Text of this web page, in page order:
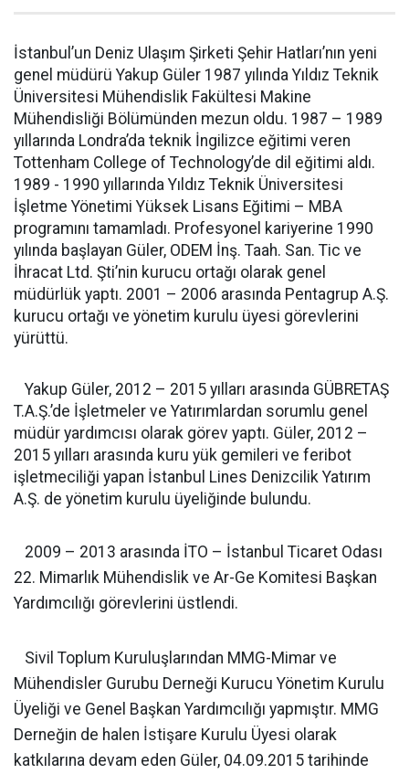
İstanbul’un Deniz Ulaşım Şirketi Şehir Hatları’nın yeni
genel müdürü Yakup Güler 1987 yılında Yıldız Teknik
Üniversitesi Mühendislik Fakültesi Makine
Mühendisliği Bölümünden mezun oldu. 1987 – 1989
yıllarında Londra’da teknik İngilizce eğitimi veren
Tottenham College of Technology’de dil eğitimi aldı.
1989 - 1990 yıllarında Yıldız Teknik Üniversitesi
İşletme Yönetimi Yüksek Lisans Eğitimi – MBA
programını tamamladı. Profesyonel kariyerine 1990
yılında başlayan Güler, ODEM İnş. Taah. San. Tic ve
İhracat Ltd. Şti’nin kurucu ortağı olarak genel
müdürlük yaptı. 2001 – 2006 arasında Pentagrup A.Ş.
kurucu ortağı ve yönetim kurulu üyesi görevlerini
yürüttü.
Yakup Güler, 2012 – 2015 yılları arasında GÜBRETAŞ
T.A.Ş.’de İşletmeler ve Yatırımlardan sorumlu genel
müdür yardımcısı olarak görev yaptı. Güler, 2012 –
2015 yılları arasında kuru yük gemileri ve feribot
işletmeciliği yapan İstanbul Lines Denizcilik Yatırım
A.Ş. de yönetim kurulu üyeliğinde bulundu.
2009 – 2013 arasında İTO – İstanbul Ticaret Odası
22. Mimarlık Mühendislik ve Ar-Ge Komitesi Başkan
Yardımcılığı görevlerini üstlendi.
Sivil Toplum Kuruluşlarından MMG-Mimar ve
Mühendisler Gurubu Derneği Kurucu Yönetim Kurulu
Üyeliği ve Genel Başkan Yardımcılığı yapmıştır. MMG
Derneğin de halen İstişare Kurulu Üyesi olarak
katkılarına devam eden Güler, 04.09.2015 tarihinde